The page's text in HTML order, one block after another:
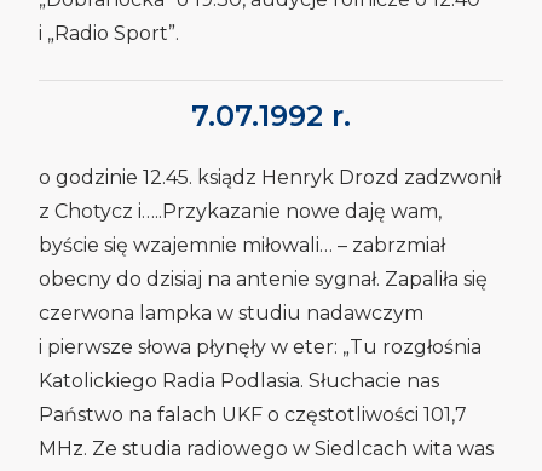
i „Radio Sport”.
7.07.1992 r.
o godzinie 12.45. ksiądz Henryk Drozd zadzwonił
z Chotycz i…..Przykazanie nowe daję wam,
byście się wzajemnie miłowali… – zabrzmiał
obecny do dzisiaj na antenie sygnał. Zapaliła się
czerwona lampka w studiu nadawczym
i pierwsze słowa płynęły w eter: „Tu rozgłośnia
Katolickiego Radia Podlasia. Słuchacie nas
Państwo na falach UKF o częstotliwości 101,7
MHz. Ze studia radiowego w Siedlcach wita was